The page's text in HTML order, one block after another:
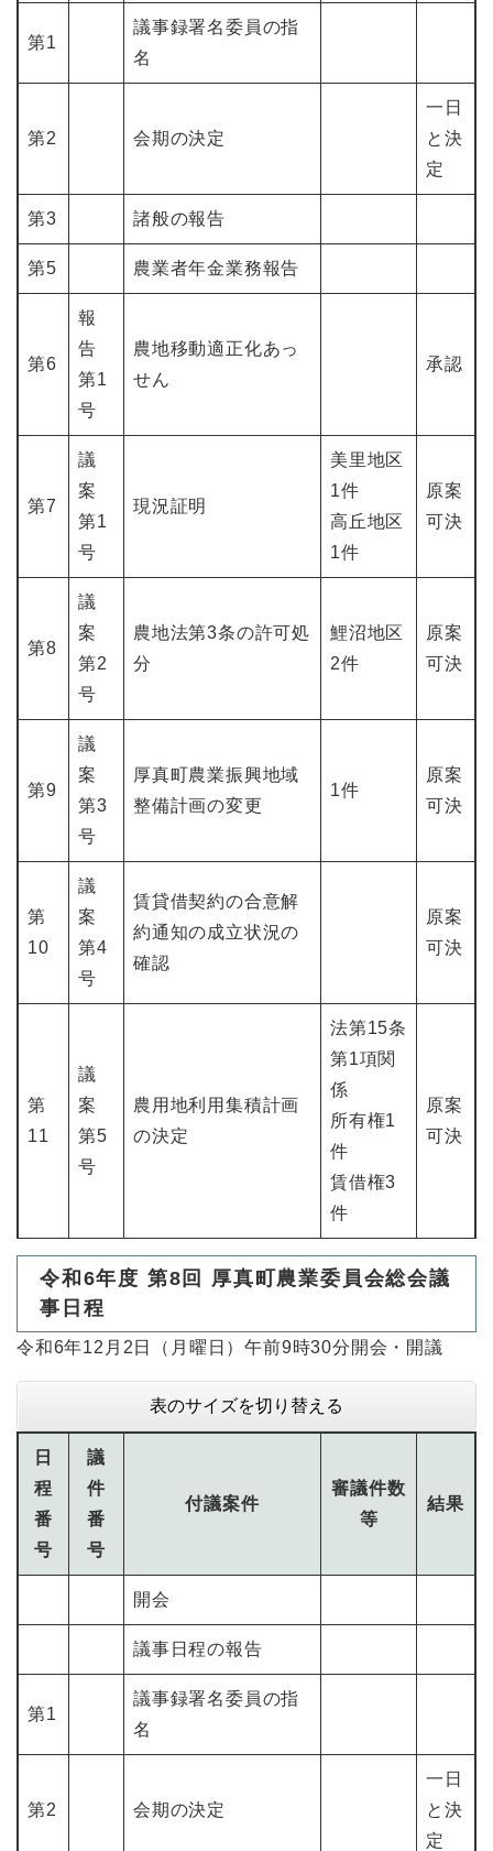
第1
議事録署名委員の指
名
第2 会期の決定
一日
と決
定
第3 諸般の報告
第5 農業者年金業務報告
第6
報
告
第1
号
農地移動適正化あっ
せん
承認
第7
議
案
第1
号
現況証明
美里地区
1件
高丘地区
1件
原案
可決
第8
議
案
第2
号
農地法第3条の許可処
分
鯉沼地区
2件
原案
可決
第9
議
案
第3
号
厚真町農業振興地域
整備計画の変更
1件
原案
可決
第
10
議
案
第4
号
賃貸借契約の合意解
約通知の成立状況の
確認
原案
可決
第
11
議
案
第5
号
農用地利用集積計画
の決定
法第15条
第1項関
係
所有権1
件
賃借権3
件
原案
可決
令和6年度 第8回 厚真町農業委員会総会議
事日程
令和6年12月2日（月曜日）午前9時30分開会・開議
表のサイズを切り替える
日
程
番
号
議
件
番
号
付議案件
審議件数
等
結果
開会
議事日程の報告
第1
議事録署名委員の指
名
第2 会期の決定
一日
と決
定